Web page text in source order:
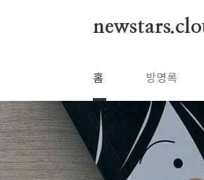
홈 방명록